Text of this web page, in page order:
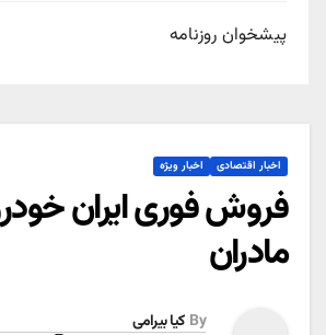
پیشخوان روزنامه
اخبار اقتصادی اخبار ویژه
فروش فوری ایران
مادران
By کیا بیرامی